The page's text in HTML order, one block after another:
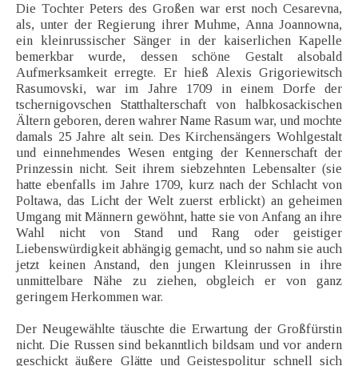
Die Tochter Peters des Großen war erst noch Cesarevna,
als, unter der Regierung ihrer Muhme, Anna Joannowna,
ein kleinrussischer Sänger in der kaiserlichen Kapelle
bemerkbar wurde, dessen schöne Gestalt alsobald
Aufmerksamkeit erregte. Er hieß Alexis Grigoriewitsch
Rasumovski, war im Jahre 1709 in einem Dorfe der
tschernigovschen Statthalterschaft von halbkosackischen
Ältern geboren, deren wahrer Name Rasum war, und mochte
damals 25 Jahre alt sein. Des Kirchensängers Wohlgestalt
und einnehmendes Wesen entging der Kennerschaft der
Prinzessin nicht. Seit ihrem siebzehnten Lebensalter (sie
hatte ebenfalls im Jahre 1709, kurz nach der Schlacht von
Poltawa, das Licht der Welt zuerst erblickt) an geheimen
Umgang mit Männern gewöhnt, hatte sie von Anfang an ihre
Wahl nicht von Stand und Rang oder geistiger
Liebenswürdigkeit abhängig gemacht, und so nahm sie auch
jetzt keinen Anstand, den jungen Kleinrussen in ihre
unmittelbare Nähe zu ziehen, obgleich er von ganz
geringem Herkommen war.
Der Neugewählte täuschte die Erwartung der Großfürstin
nicht. Die Russen sind bekanntlich bildsam und vor andern
geschickt äußere Glätte und Geistespolitur schnell sich